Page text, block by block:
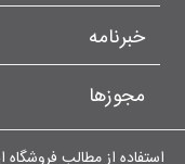
خبرنامه
مجوزها
استفاده از مطالب فروشگاه